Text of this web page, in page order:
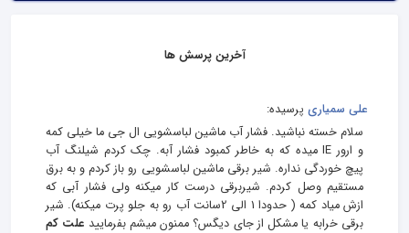
آخرین پرسش ها
علی سمیاری پرسیده:
سلام خسته نباشید. فشار آب ماشین لباسشویی ال جی ما خیلی کمه
و ارور IE میده که به خاطر کمبود فشار آبه. چک کردم شیلنگ آب
پیچ خوردگی نداره. شیر برقی ماشین لباسشویی رو باز کردم و به برق
مستقیم وصل کردم. شیربرقی درست کار میکنه ولی فشار آبی که
ازش میاد کمه ( حدودا 1 الی 2سانت آب رو به جلو پرت میکنه). شیر
برقی خرابه یا مشکل از جای دیگس؟ ممنون میشم بفرمایید علت کم